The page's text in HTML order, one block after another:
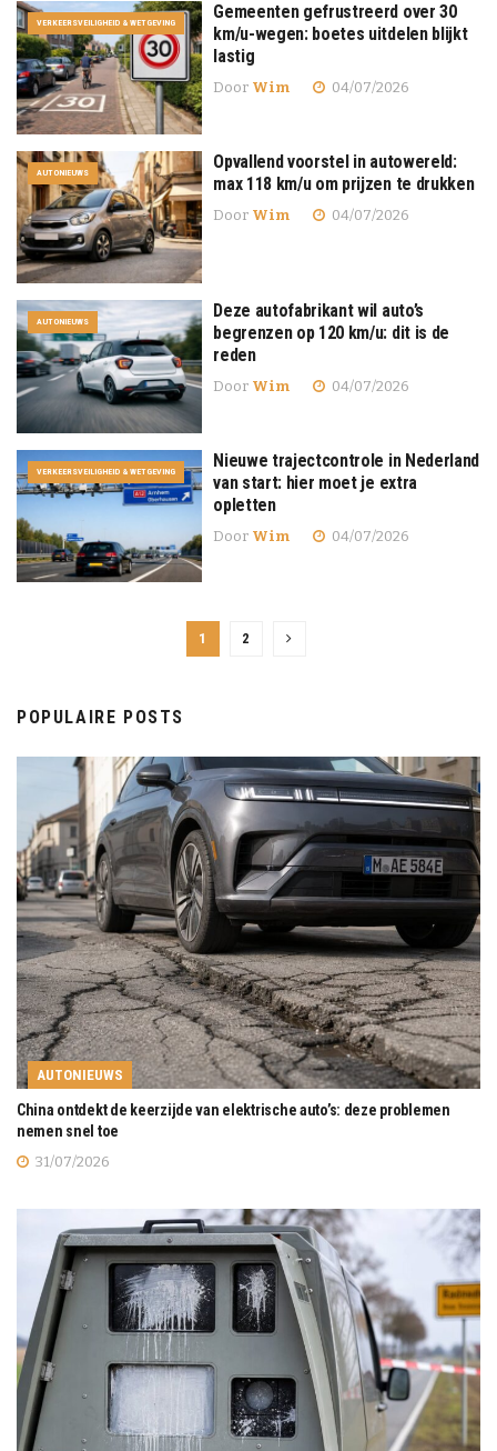
VERKEERSVEILIGHEID & WETGEVING
Gemeenten gefrustreerd over 30
km/u-wegen: boetes uitdelen blijkt
lastig
Door Wim 04/07/2026
AUTONIEUWS
Opvallend voorstel in autowereld:
max 118 km/u om prijzen te drukken
Door Wim 04/07/2026
AUTONIEUWS
Deze autofabrikant wil auto’s
begrenzen op 120 km/u: dit is de
reden
Door Wim 04/07/2026
VERKEERSVEILIGHEID & WETGEVING
Nieuwe trajectcontrole in Nederland
van start: hier moet je extra
opletten
Door Wim 04/07/2026
1 2
POPULAIRE POSTS
AUTONIEUWS
China ontdekt de keerzijde van elektrische auto’s: deze problemen
nemen snel toe
31/07/2026